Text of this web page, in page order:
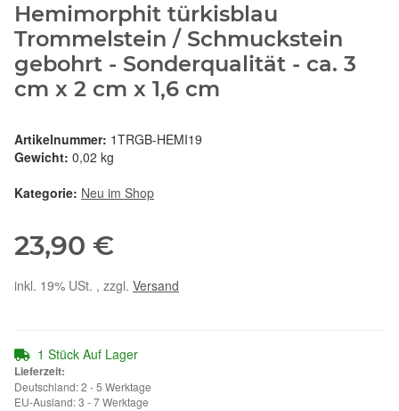
Hemimorphit türkisblau
Trommelstein / Schmuckstein
gebohrt - Sonderqualität - ca. 3
cm x 2 cm x 1,6 cm
Artikelnummer: 1TRGB-HEMI19
Gewicht: 0,02 kg
Kategorie: Neu im Shop
23,90 €
inkl. 19% USt. , zzgl. Versand
1 Stück Auf Lager
Lieferzeit:
Deutschland: 2 - 5 Werktage
EU-Ausland: 3 - 7 Werktage